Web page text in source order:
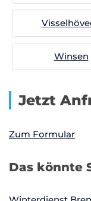
Winsen
Jetzt
Zum Formular
Das könnte